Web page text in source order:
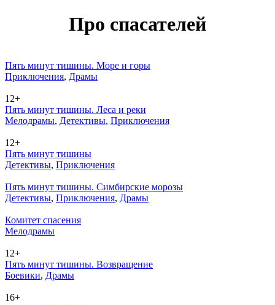
Про спасателей
Пять минут тишины. Море и горы
При­клю­че­ния, Дра­мы
12+
Пять минут тишины. Леса и реки
Ме­ло­дра­мы, Де­тек­ти­вы, При­клю­че­ния
12+
Пять минут тишины
Де­тек­ти­вы, При­клю­че­ния
Пять минут тишины. Симбирские морозы
Де­тек­ти­вы, При­клю­че­ния, Дра­мы
Комитет спасения
Ме­ло­дра­мы
12+
Пять минут тишины. Возвращение
Бое­ви­ки, Дра­мы
16+